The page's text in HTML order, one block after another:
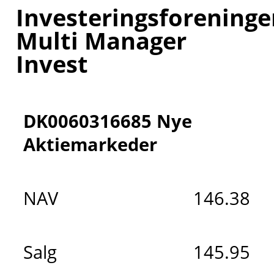
Multi Manager
Invest
DK0060316685 Nye
Aktiemarkeder
NAV 146.38
Salg 145.95